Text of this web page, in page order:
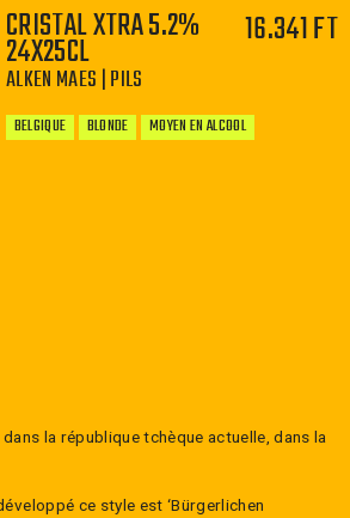
− +
CRISTAL XTRA 5.2%
24X25CL
ALKEN MAES | PILS
16.341 FT
BELGIQUE BLONDE MOYEN EN ALCOOL
la république tchèque actuelle, dans la
ce style est ‘Bürgerlichen